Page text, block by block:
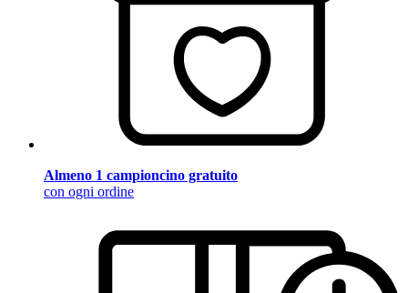
Almeno 1 campioncino gratuito
con ogni ordine